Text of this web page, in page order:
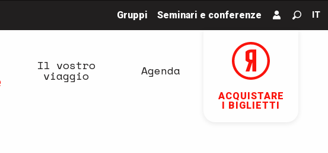
Gruppi Seminari e conferenze IT
ACQUISTARE
I BIGLIETTI
Il vostro
viaggio Agenda